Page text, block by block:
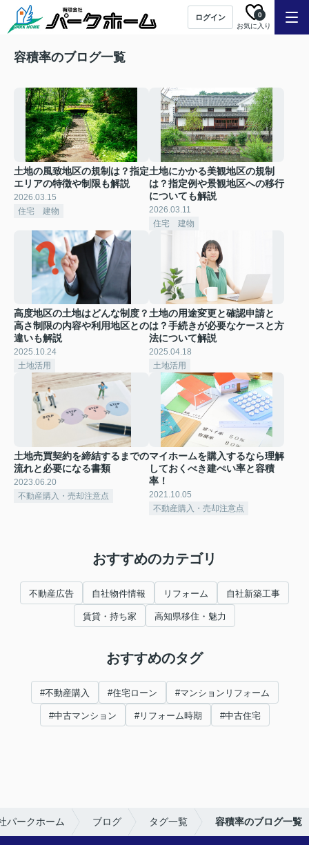
ログイン
お気に入り
0
容積率のブログ一覧
土地の風致地区の規制は？指定
エリアの特徴や制限も解説
2026.03.15
住宅 建物
土地にかかる美観地区の規制
は？指定例や景観地区への移行
についても解説
2026.03.11
住宅 建物
高度地区の土地はどんな制度？
高さ制限の内容や利用地区との
違いも解説
2025.10.24
土地活用
土地の用途変更と確認申請と
は？手続きが必要なケースと方
法について解説
2025.04.18
土地活用
土地売買契約を締結するまでの
流れと必要になる書類
2023.06.20
不動産購入・売却注意点
マイホームを購入するなら理解
しておくべき建ぺい率と容積
率！
2021.10.05
不動産購入・売却注意点
おすすめのカテゴリ
不動産広告 自社物件情報 リフォーム 自社新築工事
賃貸・持ち家 高知県移住・魅力
おすすめのタグ
#不動産購入 #住宅ローン #マンションリフォーム
#中古マンション #リフォーム時期 #中古住宅
パークホーム ブログ タグ一覧 容積率のブログ一覧